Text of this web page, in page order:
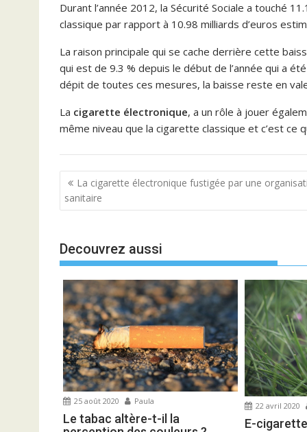
Durant l’année 2012, la Sécurité Sociale a touché
classique par rapport à 10.98 milliards d’euros
La raison principale qui se cache derrière cette
qui est de 9.3 % depuis le début de l’année qui a
dépit de toutes ces mesures, la baisse reste en
La cigarette électronique, a un rôle à jouer
même niveau que la cigarette classique et c’est ce
N
a
g
a
t
i
o
n
d
e
l
La cigarette électronique fustigée par une
sanitaire
Decouvrez aussi
25 août 2020 Paula
Le tabac altère-t-il la
22 avril 2020
E-